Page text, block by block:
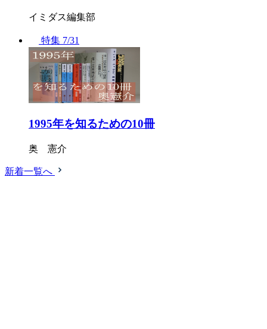
イミダス編集部
特集 7/31
1995年を知るための10冊
奥 憲介
新着一覧へ